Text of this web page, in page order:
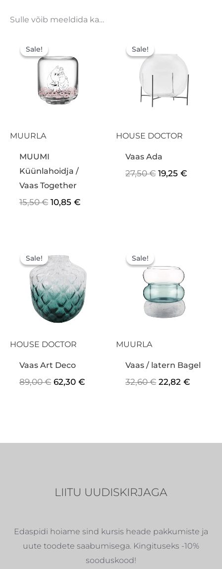
Sulle võib meeldida ka…
Sale!
MUURLA
Sale!
MUUMI
Küünlahoidja /
Vaas Together
15,50€
oli:
15,50 €.
10,85€
Sale!
HOUSE DOCTOR
Sale!
Vaas Ada
27,50€
27,50 €.
19,25€
19,25 €.
Sale!
HOUSE DOCTOR
Sale!
Vaas Art Deco
89,00€
hind
oli:
89,00 €.
62,30€
62,30 €.
Sale!
MUURLA
Sale!
Vaas / latern Bagel
32,60€
oli:
32,60 €.
22,82€
LIITU UUDISKIRJAGA
Edaspidi hoiame sind kursis heade pakkumiste ja
uute toodete saabumisega. Kingituseks -10%
sooduskood!